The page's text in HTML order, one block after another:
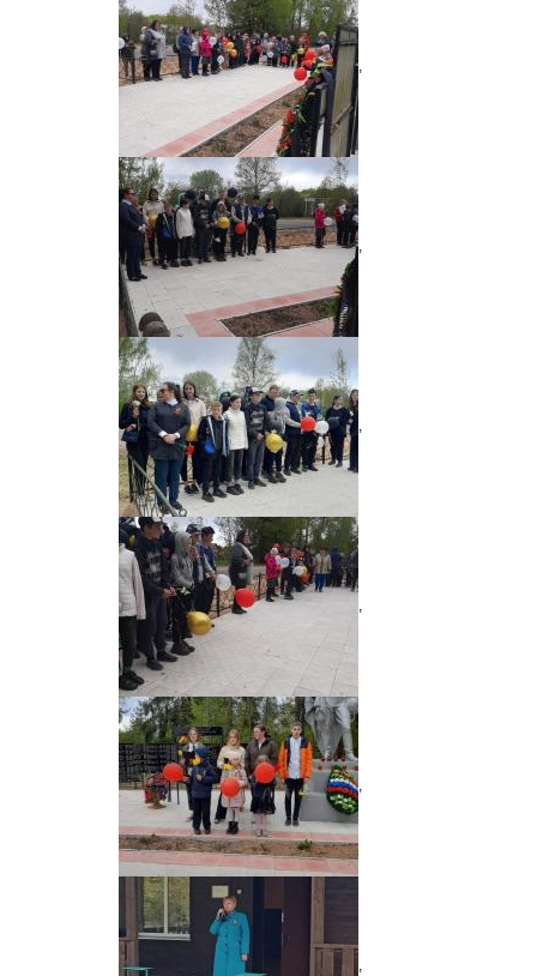
,
,
,
,
,
,